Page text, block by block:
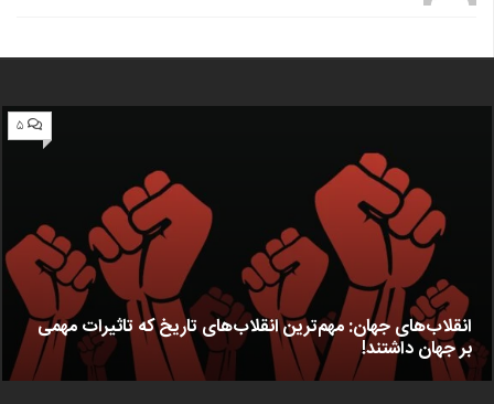
۵
انقلاب‌های جهان: مهم‌ترین انقلاب‌های تاریخ که تاثیرات مهمی
بر جهان داشتند!